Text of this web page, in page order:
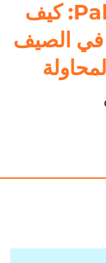
Palabricas de playa: كيف
في الصيف